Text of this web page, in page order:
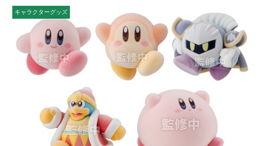
キャラクターグッズ